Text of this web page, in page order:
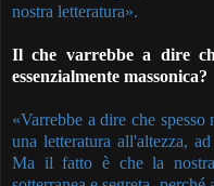
nostra letteratura».
Il che varrebbe a dire
essenzialmente massonica?
«Varrebbe a dire che
una letteratura all'altezza,
Ma il fatto è che la